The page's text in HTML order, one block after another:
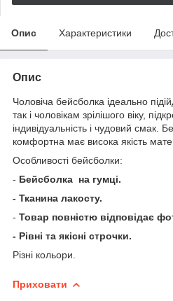
Опис Характеристики
Опис
Чоловіча бейсболка ідеально
так і чоловікам зрілішого віку,
індивідуальність і чудовий смак.
комфортна має висока якість
Особливості бейсболки:
- Бейсболка на гумці.
- Тканина лакосту.
- Товар повністю відповідає
- Рівні та якісні строчки.
Різні кольори.
Приховати